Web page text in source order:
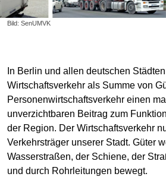
Bild: SenUMVK
In Berlin und allen deutschen
Wirtschaftsverkehr als Summe von
Personenwirtschaftsverkehr einen
unverzichtbaren Beitrag zum
der Region. Der Wirtschaftsverkehr
Verkehrsträger unserer Stadt. Güter
Wasserstraßen, der Schiene, der
und durch Rohrleitungen bewegt.